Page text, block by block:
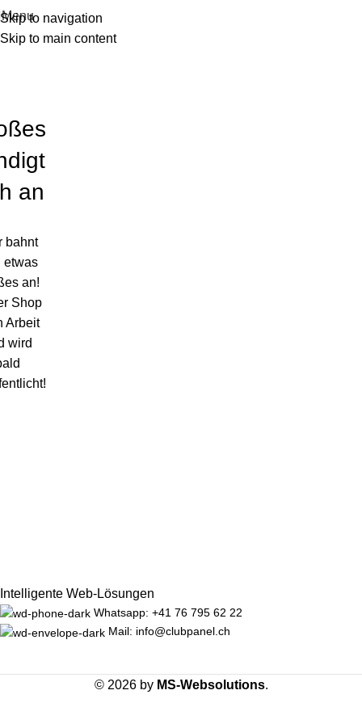
Skip to navigation
Skip to main content
Menu
an
bahnt
etwas
an!
Shop
Arbeit
wird
Intelligente Web-Lösungen
Whatsapp: +41 76 795 62 22
Mail: info@clubpanel.ch
© 2026 by MS-Websolutions.